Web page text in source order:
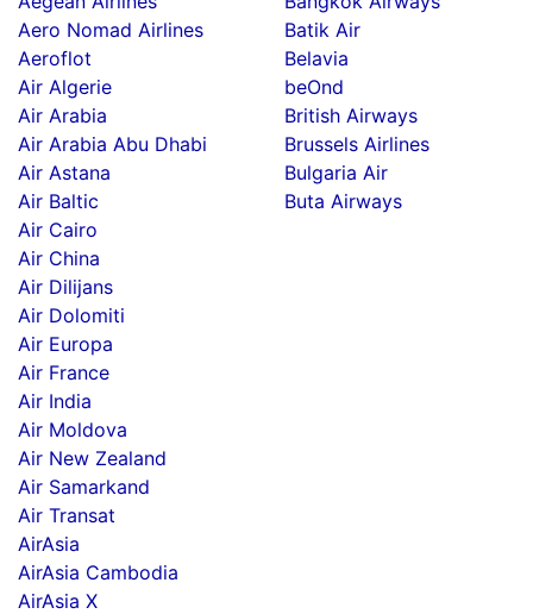
Aero Nomad Airlines
Aeroflot
Air Algerie
Air Arabia
Air Arabia Abu Dhabi
Air Astana
Air Baltic
Air Cairo
Air China
Air Dilijans
Air Dolomiti
Air Europa
Air France
Air India
Air Moldova
Air New Zealand
Air Samarkand
Air Transat
AirAsia
AirAsia Cambodia
AirAsia X
Batik Air
Belavia
beOnd
British Airways
Brussels Airlines
Bulgaria Air
Buta Airways